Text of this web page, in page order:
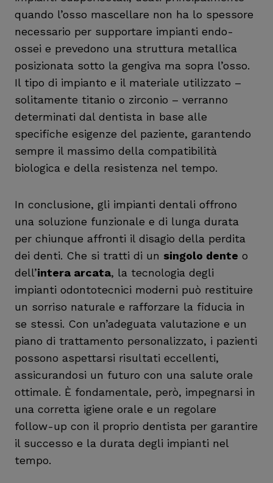
quando l’osso mascellare non ha lo spessore
necessario per supportare impianti endo-
ossei e prevedono una struttura metallica
posizionata sotto la gengiva ma sopra l’osso.
Il tipo di impianto e il materiale utilizzato –
solitamente titanio o zirconio – verranno
determinati dal dentista in base alle
specifiche esigenze del paziente, garantendo
sempre il massimo della compatibilità
biologica e della resistenza nel tempo.
In conclusione, gli impianti dentali offrono
una soluzione funzionale e di lunga durata
per chiunque affronti il disagio della perdita
dei denti. Che si tratti di un singolo dente o
dell’intera arcata, la tecnologia degli
impianti odontotecnici moderni può restituire
un sorriso naturale e rafforzare la fiducia in
se stessi. Con un’adeguata valutazione e un
piano di trattamento personalizzato, i pazienti
possono aspettarsi risultati eccellenti,
assicurandosi un futuro con una salute orale
ottimale. È fondamentale, però, impegnarsi in
una corretta igiene orale e un regolare
follow-up con il proprio dentista per garantire
il successo e la durata degli impianti nel
tempo.